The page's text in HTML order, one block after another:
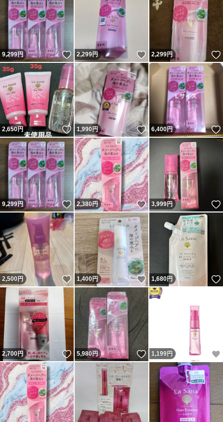
9,299円 いいね！
2,299円 いいね！
2,299円
2,650円 いいね！
1,990円 いいね！
6,400円
9,299円 いいね！
2,380円 いいね！
3,999円
2,500円 いいね！
1,400円 いいね！
1,680円
2,700円 いいね！
5,980円 いいね！
1,199円